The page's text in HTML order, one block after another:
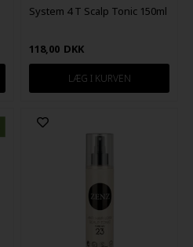
System 4 T Scalp Tonic 150ml
118,00 DKK